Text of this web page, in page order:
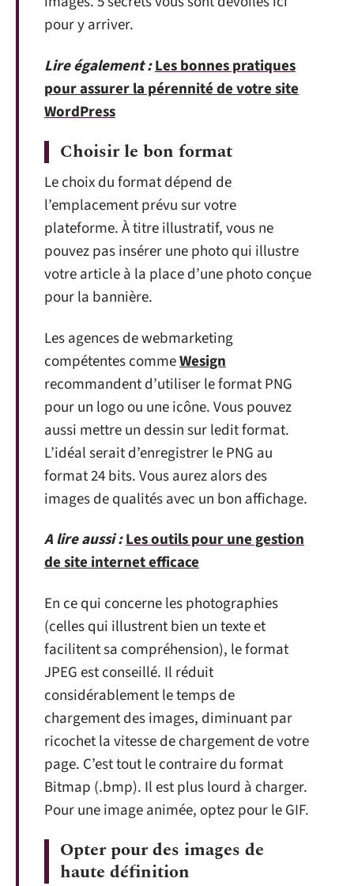
pour y arriver.
Lire également :Les bonnes pratiques
pour assurer la pérennité de votre site
WordPress
Choisir le bon format
Le choix du format dépend de
l’emplacement prévu sur votre
plateforme. À titre illustratif, vous ne
pouvez pas insérer une photo qui illustre
votre article à la place d’une photo conçue
pour la bannière.
Les agences de webmarketing
compétentes commeWesign
recommandent d’utiliser le format PNG
pour un logo ou une icône. Vous pouvez
aussi mettre un dessin sur ledit format.
L’idéal serait d’enregistrer le PNG au
format 24 bits. Vous aurez alors des
images de qualités avec un bon affichage.
A lire aussi :Les outils pour une gestion
de site internet efficace
En ce qui concerne les photographies
(celles qui illustrent bien un texte et
facilitent sa compréhension), le format
JPEG est conseillé. Il réduit
considérablement le temps de
chargement des images, diminuant par
ricochet la vitesse de chargement de votre
page. C’est tout le contraire du format
Bitmap (.bmp). Il est plus lourd à charger.
Pour une image animée, optez pour le GIF.
Opter pour des images de
haute définition